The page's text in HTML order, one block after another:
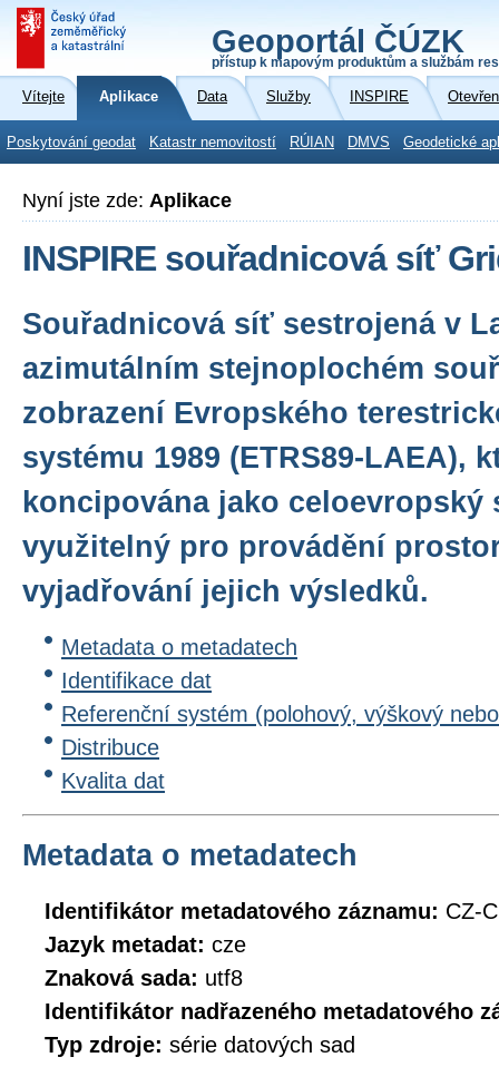
Geoportál ČÚZK
přístup k mapovým produktům a službám
Vítejte Aplikace Data Služby INSPIRE
Poskytování geodat Katastr nemovitostí RÚIAN DMVS Geodetické
Nyní jste zde: Aplikace
INSPIRE souřadnicová síť
Souřadnicová síť sestrojená v
azimutálním stejnoplochém
zobrazení Evropského
systému 1989 (ETRS89-LAEA),
koncipována jako celoevropský
využitelný pro provádění
vyjadřování jejich výsledků.
Metadata o metadatech
Identifikace dat
Referenční systém (polohový, výškový
Distribuce
Kvalita dat
Metadata o metadatech
Identifikátor metadatového záznamu: CZ-
Jazyk metadat: cze
Znaková sada: utf8
Identifikátor nadřazeného metadatového
Typ zdroje: série datových sad